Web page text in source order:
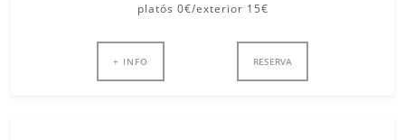
platós 0€/exterior 15€
+ INFO RESERVA